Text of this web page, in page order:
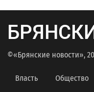
©«Брянские новости»,
Власть Общество